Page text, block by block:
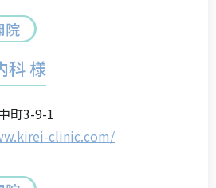
院
科 様
町3-9-1
clinic.com/